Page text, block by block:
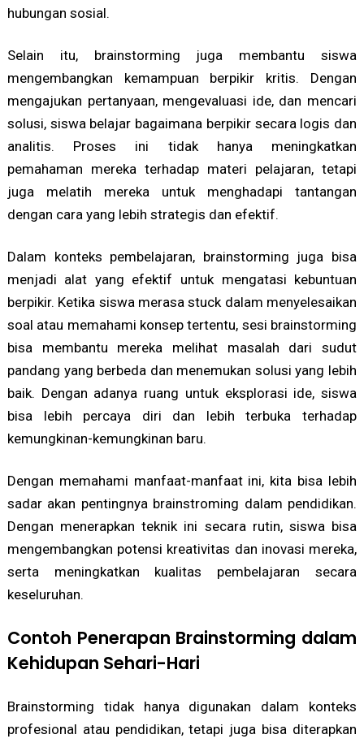
hubungan sosial.
Selain itu, brainstorming juga membantu siswa
mengembangkan kemampuan berpikir kritis. Dengan
mengajukan pertanyaan, mengevaluasi ide, dan mencari
solusi, siswa belajar bagaimana berpikir secara logis dan
analitis. Proses ini tidak hanya meningkatkan
pemahaman mereka terhadap materi pelajaran, tetapi
juga melatih mereka untuk menghadapi tantangan
dengan cara yang lebih strategis dan efektif.
Dalam konteks pembelajaran, brainstorming juga bisa
menjadi alat yang efektif untuk mengatasi kebuntuan
berpikir. Ketika siswa merasa stuck dalam menyelesaikan
soal atau memahami konsep tertentu, sesi brainstorming
bisa membantu mereka melihat masalah dari sudut
pandang yang berbeda dan menemukan solusi yang lebih
baik. Dengan adanya ruang untuk eksplorasi ide, siswa
bisa lebih percaya diri dan lebih terbuka terhadap
kemungkinan-kemungkinan baru.
Dengan memahami manfaat-manfaat ini, kita bisa lebih
sadar akan pentingnya brainstroming dalam pendidikan.
Dengan menerapkan teknik ini secara rutin, siswa bisa
mengembangkan potensi kreativitas dan inovasi mereka,
serta meningkatkan kualitas pembelajaran secara
keseluruhan.
Contoh Penerapan Brainstorming dalam
Kehidupan Sehari-Hari
Brainstorming tidak hanya digunakan dalam konteks
profesional atau pendidikan, tetapi juga bisa diterapkan